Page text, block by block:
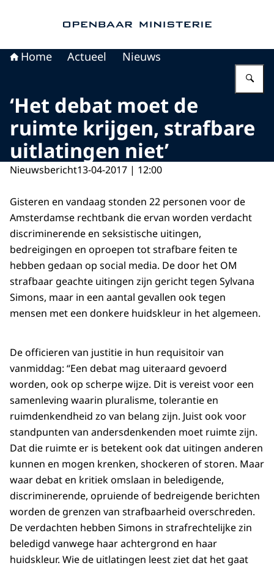
Home Actueel Nieuws
‘Het debat moet de
ruimte krijgen, strafbare
uitlatingen niet’
Nieuwsbericht13-04-2017 | 12:00
Gisteren en vandaag stonden 22 personen voor de
Amsterdamse rechtbank die ervan worden verdacht
discriminerende en seksistische uitingen,
bedreigingen en oproepen tot strafbare feiten te
hebben gedaan op social media. De door het OM
strafbaar geachte uitingen zijn gericht tegen Sylvana
Simons, maar in een aantal gevallen ook tegen
mensen met een donkere huidskleur in het algemeen.
De officieren van justitie in hun requisitoir van
vanmiddag: “Een debat mag uiteraard gevoerd
worden, ook op scherpe wijze. Dit is vereist voor een
samenleving waarin pluralisme, tolerantie en
ruimdenkendheid zo van belang zijn. Juist ook voor
standpunten van andersdenkenden moet ruimte zijn.
Dat die ruimte er is betekent ook dat uitingen anderen
kunnen en mogen krenken, shockeren of storen. Maar
waar debat en kritiek omslaan in beledigende,
discriminerende, opruiende of bedreigende berichten
worden de grenzen van strafbaarheid overschreden.
De verdachten hebben Simons in strafrechtelijke zin
beledigd vanwege haar achtergrond en haar
huidskleur. Wie de uitlatingen leest ziet dat het gaat